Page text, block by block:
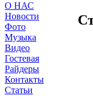
О НАС
Новости
Фото
Музыка
Видео
Гостевая
Райдеры
Контакты
Статьи